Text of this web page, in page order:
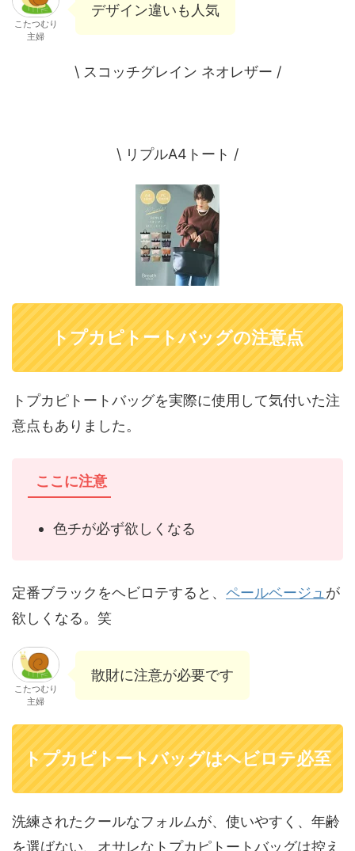
こたつむり
主婦
デザイン違いも人気
\ スコッチグレイン ネオレザー /
\ リプルA4トート /
トプカピトートバッグの注意点
トプカピトートバッグを実際に使用して気付いた注
意点もありました。
ここに注意
色チが必ず欲しくなる
定番ブラックをヘビロテすると、 ペールベージュ が
欲しくなる。笑
こたつむり
主婦
散財に注意が必要です
トプカピトートバッグはヘビロテ必至
洗練されたクールなフォルムが、使いやすく、年齢
を選ばない、オサレなトプカピトートバッグは控え